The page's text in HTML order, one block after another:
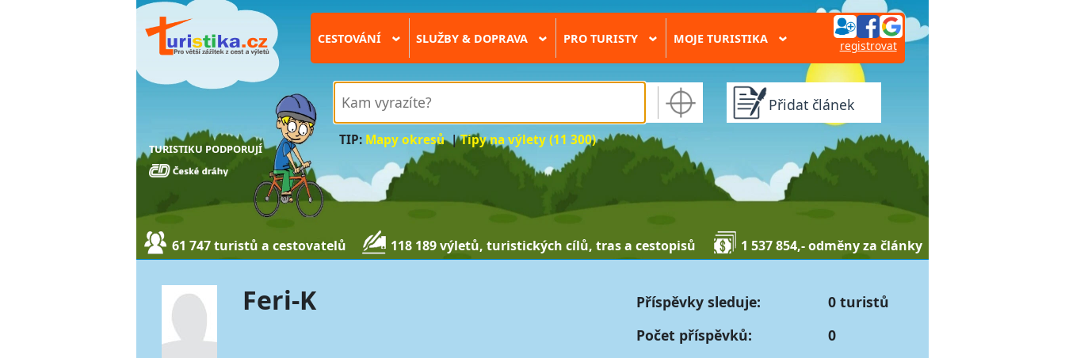
TURISTIKU PODPORUJÍ
CESTOVÁNÍ › SLUŽBY & DOPRAVA › PRO TURISTY › MOJE TURISTIKA › registrovat
TIP: Mapy okresů|Tipy na výlety (11 300)
Přidat článek
61 747 turistů a cestovatelů 118 189 výletů, turistických cílů, tras a cestopisů 1 537 854,- odměny za články
Feri-K Příspěvky sleduje:
0 turistů
Počet příspěvků:
0